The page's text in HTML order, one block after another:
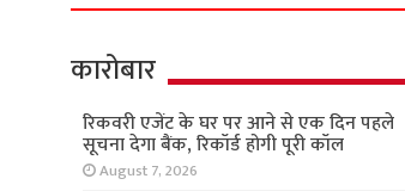
कारोबार
रिकवरी एजेंट के घर पर आने से एक दिन पहले
सूचना देगा बैंक, रिकॉर्ड होगी पूरी कॉल
August 7, 2026